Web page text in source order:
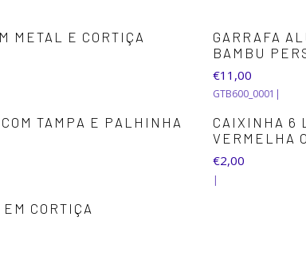
METAL E CORTIÇA
GARRAFA
BAMBU
€11,00
GTB600_0001 |
TAMPA E PALHINHA
CAIXINHA 6
VERMELHA
€2,00
|
CORTIÇA